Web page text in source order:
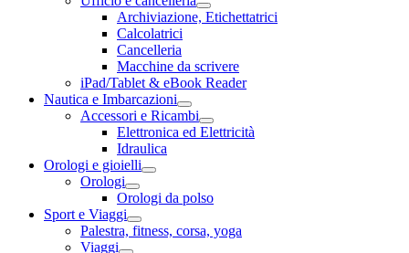
Archiviazione, Etichettatrici
Calcolatrici
Cancelleria
Macchine da scrivere
iPad/Tablet & eBook Reader
Nautica e Imbarcazioni
Accessori e Ricambi
Elettronica ed Elettricità
Idraulica
Orologi e gioielli
Orologi
Orologi da polso
Sport e Viaggi
Palestra, fitness, corsa, yoga
Viaggi